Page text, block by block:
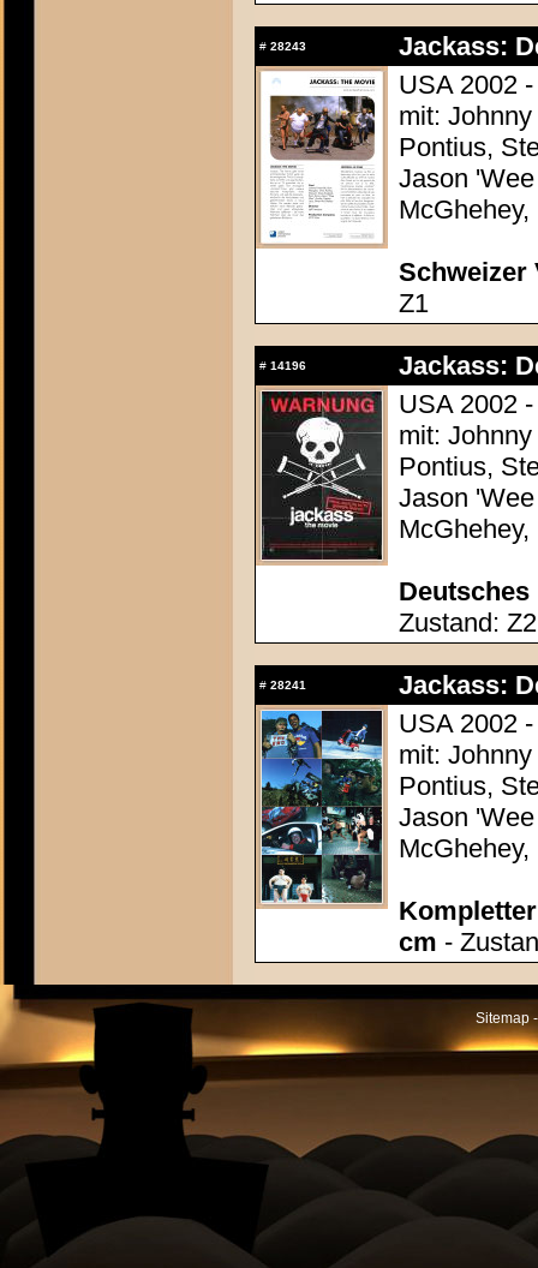
# 28243
Jackass:
USA 2002
mit:
Pontius,
Jason
Schweizer
Z1
# 14196
Jackass:
USA 2002
mit:
Pontius,
Jason
Deutsches
Zustand:
# 28241
Jackass:
USA 2002
mit:
Pontius,
Jason
cm -
Sitemap